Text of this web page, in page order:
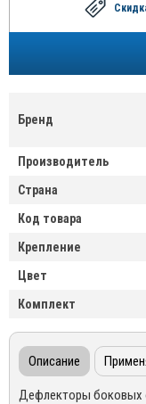
Бренд
Производитель
Страна
Код товара
Крепление
Цвет
Комплект
Описание
Дефлекторы боковых